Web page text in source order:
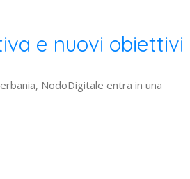
e nuovi obiettivi
NodoDigitale entra in una